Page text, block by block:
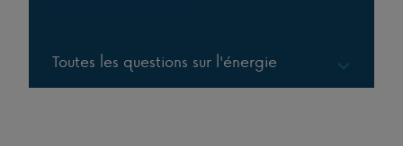
Toutes les questions sur l'énergie